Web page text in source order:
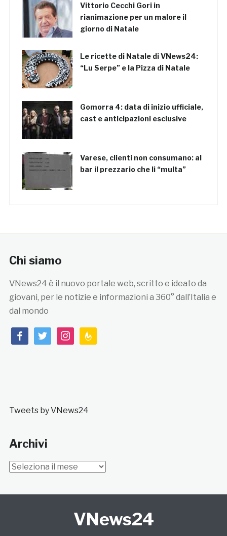
Vittorio Cecchi Gori in
rianimazione per un malore il
giorno di Natale
Le ricette di Natale di VNews24:
“Lu Serpe” e la Pizza di Natale
Gomorra 4: data di inizio ufficiale,
cast e anticipazioni esclusive
Varese, clienti non consumano: al
bar il prezzario che li “multa”
Chi siamo
VNews24 è il nuovo portale web, scritto e ideato da
giovani, per le notizie e informazioni a 360° dall’Italia e
dal mondo
facebooktwitterinstagramfeedburner
Tweets by VNews24
Archivi
Archivi
VNews24